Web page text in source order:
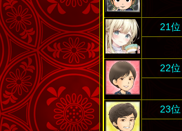
21位
22位
23位